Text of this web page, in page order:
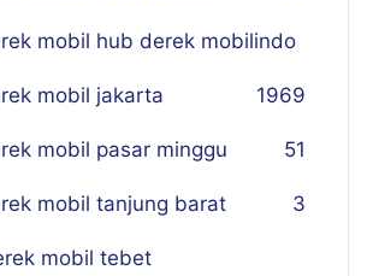
mobil hub derek mobilindo
69
mobil jakarta 19
mobil pasar minggu 51
mobil tanjung barat 3
mobil tebet